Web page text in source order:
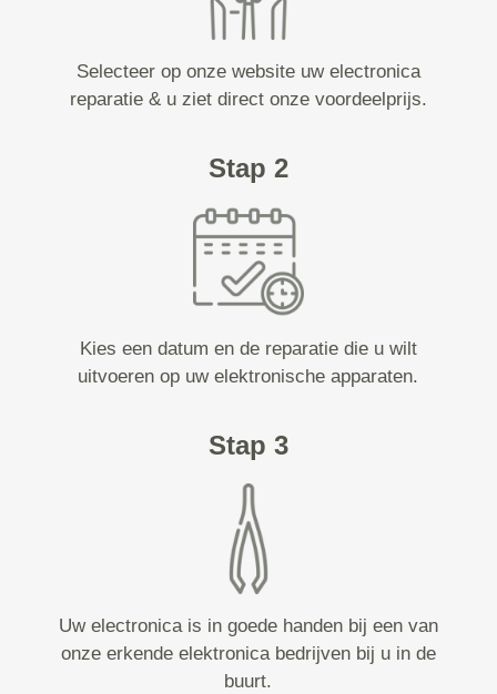
Selecteer op onze website uw electronica
reparatie & u ziet direct onze voordeelprijs.
Stap 2
Kies een datum en de reparatie die u wilt
uitvoeren op uw elektronische apparaten.
Stap 3
Uw electronica is in goede handen bij een van
onze erkende elektronica bedrijven bij u in de
buurt.